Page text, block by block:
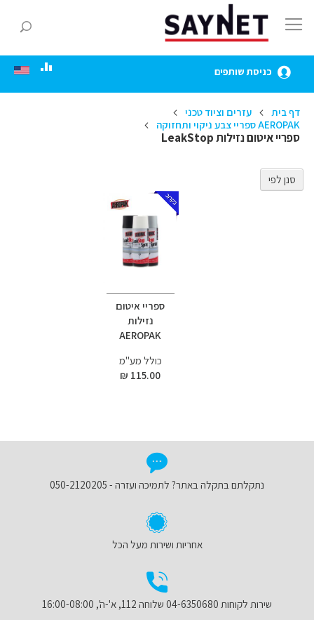
to
Content
כניסת שותפים
דף בית
עזרים וציוד טכני
AEROPAK ספריי צבע ניקוי ותחזוקה
ספריי איטום נזילות LeakStop
ספריי איטום
נזילות
AEROPAK
כולל מע"מ
115.00 ₪
סנן לפי
נתקלתם בתקלה באתר? לתמיכה ועזרה - 050-2120205
אחריות ושירות מעל הכל
שירות לקוחות 04-6350680 שלוחה 112, א'-ה', 16:00-08:00